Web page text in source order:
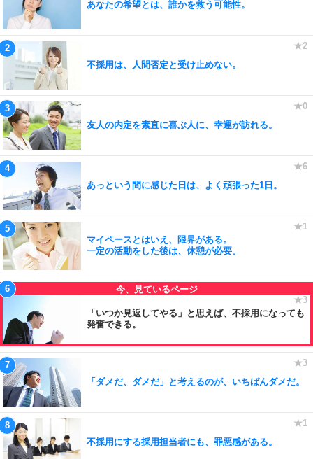
あなたの希望とは、誰かを救う可能性。
不採用は、人間否定と受け止めない。
友人の内定を素直に喜ぶ人に、幸運が訪れる。
あっという間に感じた日は、よく頑張った1日。
マイペースとはいえ、限界がある。
一定の活動をした後は、休憩が必要。
「いつか見返してやる」と思えば、不採用になっても
発奮できる。
「ダメだ、ダメだ」と考えるのが、いちばんダメだ。
不採用にする採用担当者にも、罪悪感がある。